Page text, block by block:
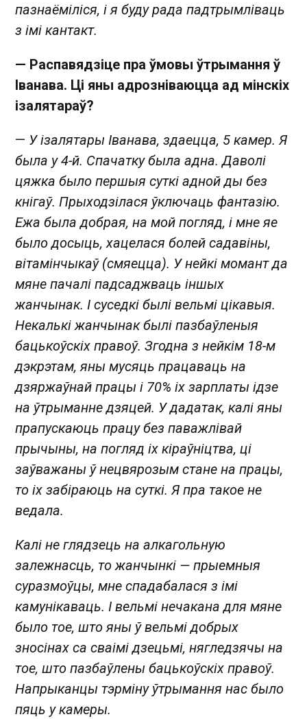
пазнаёміліся, і я буду рада падтрымліваць
з імі кантакт.
— Распавядзіце пра ўмовы ўтрымання ў
Іванава. Ці яны адрозніваюцца ад мінскіх
ізалятараў?
— У ізалятары Іванава, здаецца, 5 камер. Я
была у 4-й. Спачатку была адна. Даволі
цяжка было першыя суткі адной ды без
кнігаў. Прыходзілася ўключаць фантазію.
Ежа была добрая, на мой погляд, і мне яе
было досыць, хацелася болей садавіны,
вітамінчыкаў (смяецца). У нейкі момант да
мяне пачалі падсаджваць іншых
жанчынак. І суседкі былі вельмі цікавыя.
Некалькі жанчынак былі пазбаўленыя
бацькоўскіх правоў. Згодна з нейкім 18-м
дэкрэтам, яны мусяць працаваць на
дзяржаўнай працы і 70% іх зарплаты ідзе
на ўтрыманне дзяцей. У дадатак, калі яны
прапускаюць працу без паважлівай
прычыны, на погляд іх кіраўніцтва, ці
заўважаны ў нецвярозым стане на працы,
то іх забіраюць на суткі. Я пра такое не
ведала.
Калі не глядзець на алкагольную
залежнасць, то жанчынкі — прыемныя
суразмоўцы, мне спадабалася з імі
камунікаваць. І вельмі нечакана для мяне
было тое, што яны ў вельмі добрых
зносінах са сваімі дзецьмі, нягледзячы на
тое, што пазбаўлены бацькоўскіх правоў.
Напрыканцы тэрміну ўтрымання нас было
пяць у камеры.